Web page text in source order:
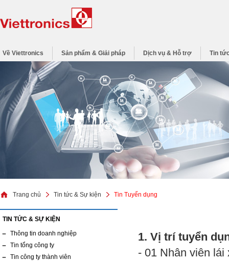
Về Viettronics Sản phẩm & Giải pháp Dịch vụ & Hỗ trợ Tin
Trang chủ Tin tức & Sự kiện Tin Tuyển dụng
TIN TỨC & SỰ KIỆN
Thông tin doanh nghiệp
Tin tổng công ty
Tin công ty thành viên
1. Vị trí tuyển
- 01 Nhân viên lái